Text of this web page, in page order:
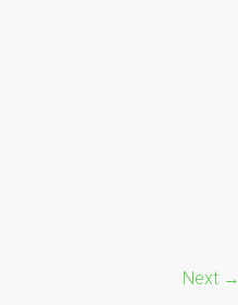
Next →